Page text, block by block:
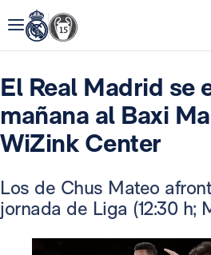
El Real Madrid se
mañana al Baxi
WiZink Center
Los de Chus Mateo
jornada de Liga (12:30 h;